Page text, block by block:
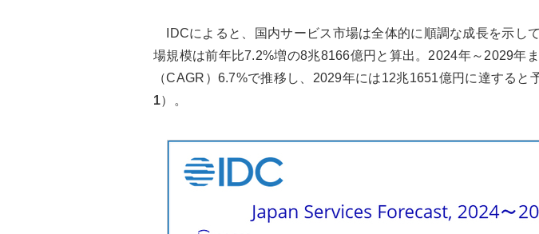
IDCによると、国内サービス市場は全体的に順調な成長を示し
場規模は前年比7.2%増の8兆8166億円と算出。2024年～2029年
（CAGR）6.7%で推移し、2029年には12兆1651億円に達すると
1）。